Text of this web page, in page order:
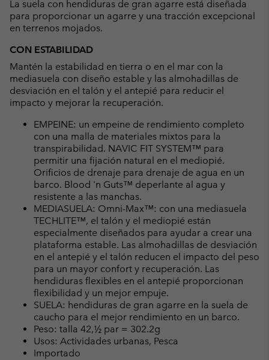
La suela con hendiduras de gran agarre está diseñada
para proporcionar un agarre y una tracción excepcional
en terrenos mojados.
CON ESTABILIDAD
Mantén la estabilidad en tierra o en el mar con la
mediasuela con diseño estable y las almohadillas de
desviación en el talón y el antepié para reducir el
impacto y mejorar la recuperación.
EMPEINE: un empeine de rendimiento completo
con una malla de materiales mixtos para la
transpirabilidad. NAVIC FIT SYSTEM™ para
permitir una fijación natural en el mediopié.
Orificios de drenaje para drenaje de agua en un
barco. Blood 'n Guts™ deperlante al agua y
resistente a las manchas.
MEDIASUELA: Omni-Max™: con una mediasuela
TECHLITE™, el talón y el mediopié están
especialmente diseñados para ayudar a crear una
plataforma estable. Las almohadillas de desviación
en el antepié y el talón reducen el impacto del peso
para un mayor confort y recuperación. Las
hendiduras flexibles en el antepié proporcionan
flexibilidad y un mejor empuje.
SUELA: hendiduras de gran agarre en la suela de
caucho para el mejor rendimiento en un barco.
Peso: talla 42,½ par = 302.2g
Usos: Actividades urbanas, Pesca
Importado